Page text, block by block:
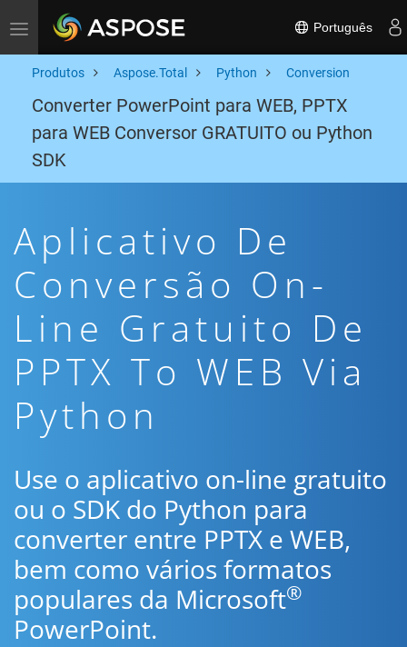
Toggle navigation Português
Produtos Aspose.Total Python Conversion
Converter PowerPoint para WEB, PPTX
para WEB Conversor GRATUITO ou Python
SDK
Aplicativo De
Conversão On-
Line Gratuito De
PPTX To WEB Via
Python
Use o aplicativo on-line gratuito
ou o SDK do Python para
converter entre PPTX e WEB,
bem como vários formatos
populares da Microsoft®
PowerPoint.